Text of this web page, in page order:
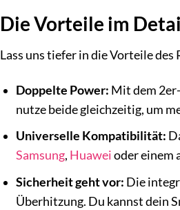
Die Vorteile im
Lass uns tiefer in die Vorteile
Doppelte Power: Mit dem
nutze beide gleichzeitig, um
Universelle Kompatibilität:
Samsung, Huaweioder einem
Sicherheit geht vor: Die
Überhitzung. Du kannst dein